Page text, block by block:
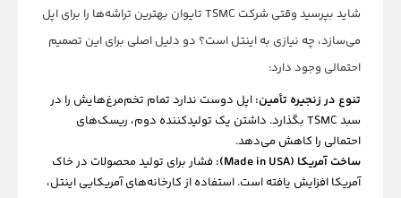
شاید بپرسید وقتی شرکت TSMC تایوان بهترین تراشه‌ها را برای اپل
می‌سازد، چه نیازی به اینتل است؟ دو دلیل اصلی برای این تصمیم
احتمالی وجود دارد:
تنوع در زنجیره تأمین: اپل دوست ندارد تمام تخم‌مرغ‌هایش را در
سبد TSMC بگذارد. داشتن یک تولیدکننده دوم، ریسک‌های
احتمالی را کاهش می‌دهد.
ساخت آمریکا (Made in USA):
فشار برای تولید محصولات در خاک
آمریکا افزایش یافته است. استفاده از کارخانه‌های آمریکایی اینتل،